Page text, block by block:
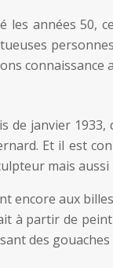
années 50,
de janvier 1933,
Et il est
mais aussi
encore aux
partir de
des